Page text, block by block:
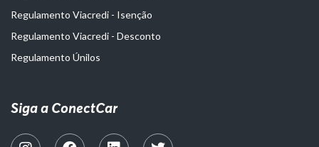
Regulamento Viacredi - Isenção
Regulamento Viacredi - Desconto
Regulamento Únilos
Siga a ConectCar